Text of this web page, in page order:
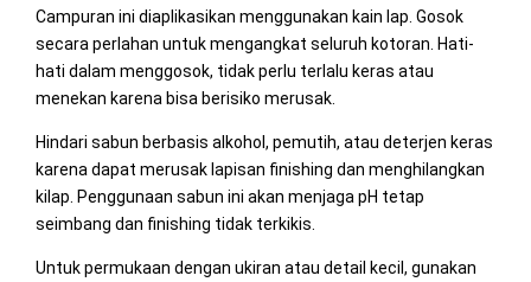
Campuran ini diaplikasikan menggunakan kain lap. Gosok
secara perlahan untuk mengangkat seluruh kotoran. Hati-
hati dalam menggosok, tidak perlu terlalu keras atau
menekan karena bisa berisiko merusak.
Hindari sabun berbasis alkohol, pemutih, atau deterjen keras
karena dapat merusak lapisan finishing dan menghilangkan
kilap. Penggunaan sabun ini akan menjaga pH tetap
seimbang dan finishing tidak terkikis.
Untuk permukaan dengan ukiran atau detail kecil, gunakan